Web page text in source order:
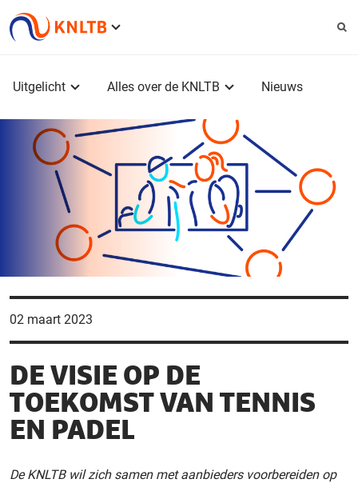
Uitgelicht Alles over de KNLTB Nieuws
02 maart 2023
DE VISIE OP DE
TOEKOMST VAN TENNIS
EN PADEL
De KNLTB wil zich samen met aanbieders voorbereiden op